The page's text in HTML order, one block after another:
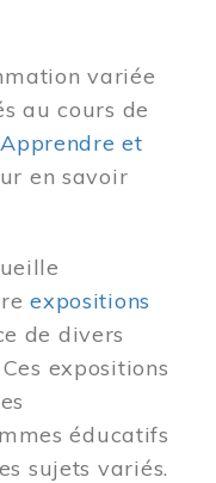
variée
au cours de
Apprendre et
en savoir
expositions
de divers
expositions
éducatifs
sujets variés.